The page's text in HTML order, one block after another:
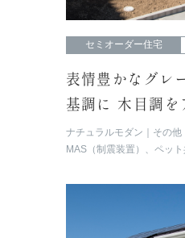
セミオーダー住宅
表情豊かなグレ
基調に 木目調を
たモダンな外観
ナチュラルモダン その他
MAS（制震装置）、ペット